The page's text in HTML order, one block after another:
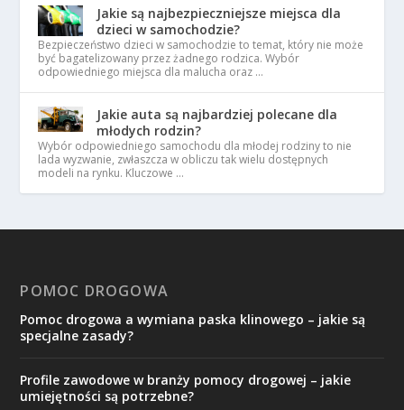
Jakie są najbezpieczniejsze miejsca dla
dzieci w samochodzie?
Bezpieczeństwo dzieci w samochodzie to temat, który nie może
być bagatelizowany przez żadnego rodzica. Wybór
odpowiedniego miejsca dla malucha oraz …
Jakie auta są najbardziej polecane dla
młodych rodzin?
Wybór odpowiedniego samochodu dla młodej rodziny to nie
lada wyzwanie, zwłaszcza w obliczu tak wielu dostępnych
modeli na rynku. Kluczowe …
POMOC DROGOWA
Pomoc drogowa a wymiana paska klinowego – jakie są
specjalne zasady?
Profile zawodowe w branży pomocy drogowej – jakie
umiejętności są potrzebne?